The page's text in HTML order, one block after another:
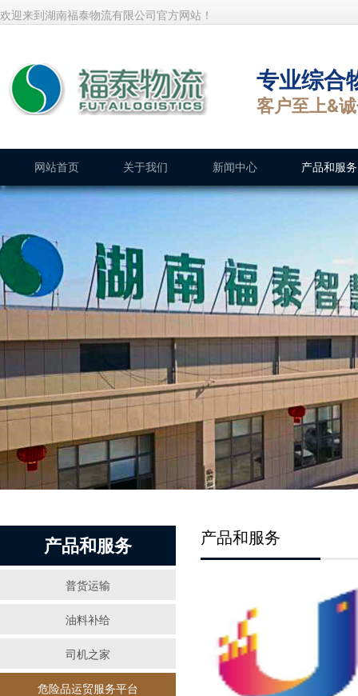
欢迎来到湖南福泰物流有限公司官方网站！
专业综合
客户至上&
网站首页 关于我们 新闻中心 产品和服务
产品和服务
普货运输
油料补给
司机之家
危险品运贸服务平台
产品和服务